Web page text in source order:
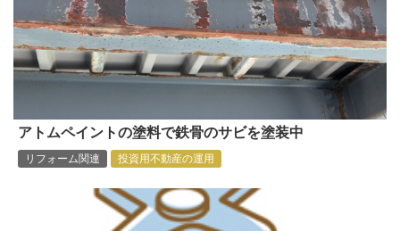
アトムペイントの塗料で鉄骨のサビを塗装中
リフォーム関連 投資用不動産の運用